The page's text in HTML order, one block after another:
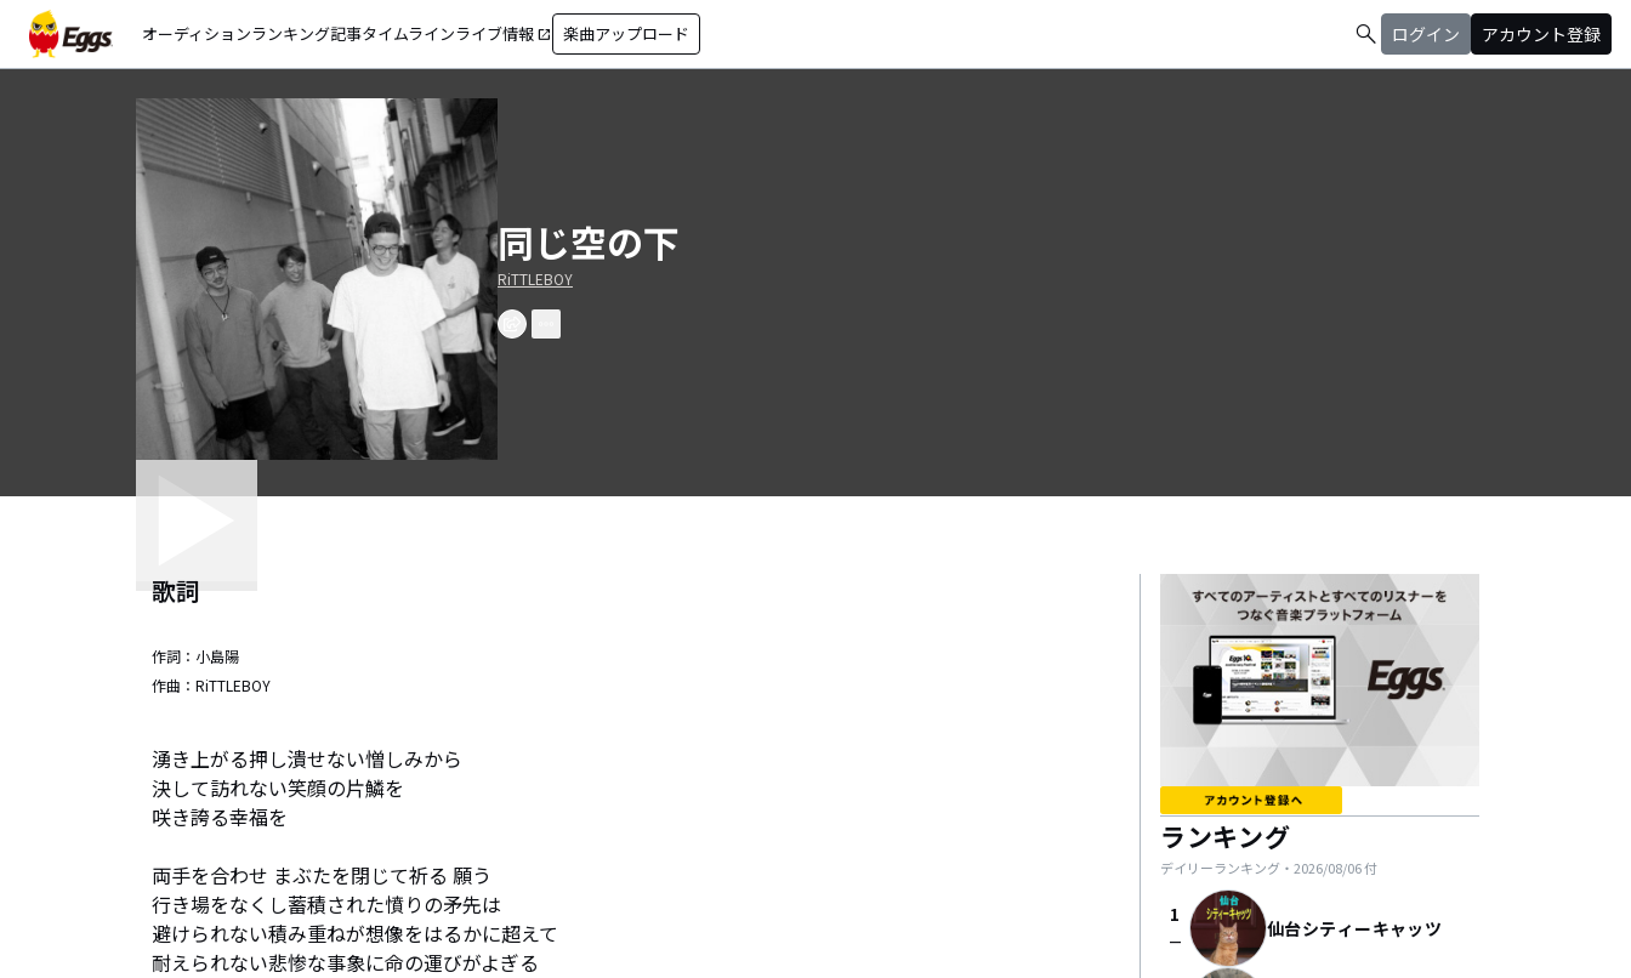
オーディションランキング記事タイムラインライブ情報 open_in_new 楽曲アップロード search ログイン アカウント登録
同じ空の下
RiTTLEBOY
歌詞
作詞： 小島陽
作曲： RiTTLEBOY
湧き上がる押し潰せない憎しみから
決して訪れない笑顔の片鱗を
咲き誇る幸福を
両手を合わせ まぶたを閉じて祈る 願う
行き場をなくし蓄積された憤りの矛先は
避けられない積み重ねが想像をはるかに超えて
耐えられない悲惨な事象に命の運びがよぎる
ランキング
デイリーランキング・ 2026/08/06付
1
check_indeterminate_small 仙台シティーキャッツ